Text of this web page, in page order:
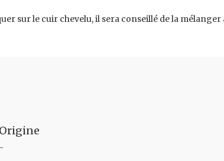
sur le cuir chevelu, il sera conseillé de la
Origine
-